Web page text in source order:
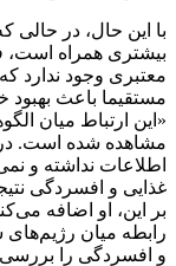
با این حال، در
بیشتری همراه است،
معتبری وجود ندارد
مستقیما باعث
«این ارتباط میان
مشاهده شده است. در
اطلاعات نداشته و
غذایی و افسردگی
بر این، او اضافه
رابطه میان رژیم‌های
و افسردگی را بررسی